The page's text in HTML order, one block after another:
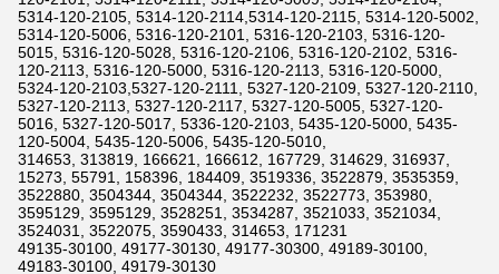
5314-120-2105, 5314-120-2114,5314-120-2115, 5314-120-5002,
5314-120-5006, 5316-120-2101, 5316-120-2103, 5316-120-
5015, 5316-120-5028, 5316-120-2106, 5316-120-2102, 5316-
120-2113, 5316-120-5000, 5316-120-2113, 5316-120-5000,
5324-120-2103,5327-120-2111, 5327-120-2109, 5327-120-2110,
5327-120-2113, 5327-120-2117, 5327-120-5005, 5327-120-
5016, 5327-120-5017, 5336-120-2103, 5435-120-5000, 5435-
120-5004, 5435-120-5006, 5435-120-5010,
314653, 313819, 166621, 166612, 167729, 314629, 316937,
15273, 55791, 158396, 184409, 3519336, 3522879, 3535359,
3522880, 3504344, 3504344, 3522232, 3522773, 353980,
3595129, 3595129, 3528251, 3534287, 3521033, 3521034,
3524031, 3522075, 3590433, 314653, 171231
49135-30100, 49177-30130, 49177-30300, 49189-30100,
49183-30100, 49179-30130